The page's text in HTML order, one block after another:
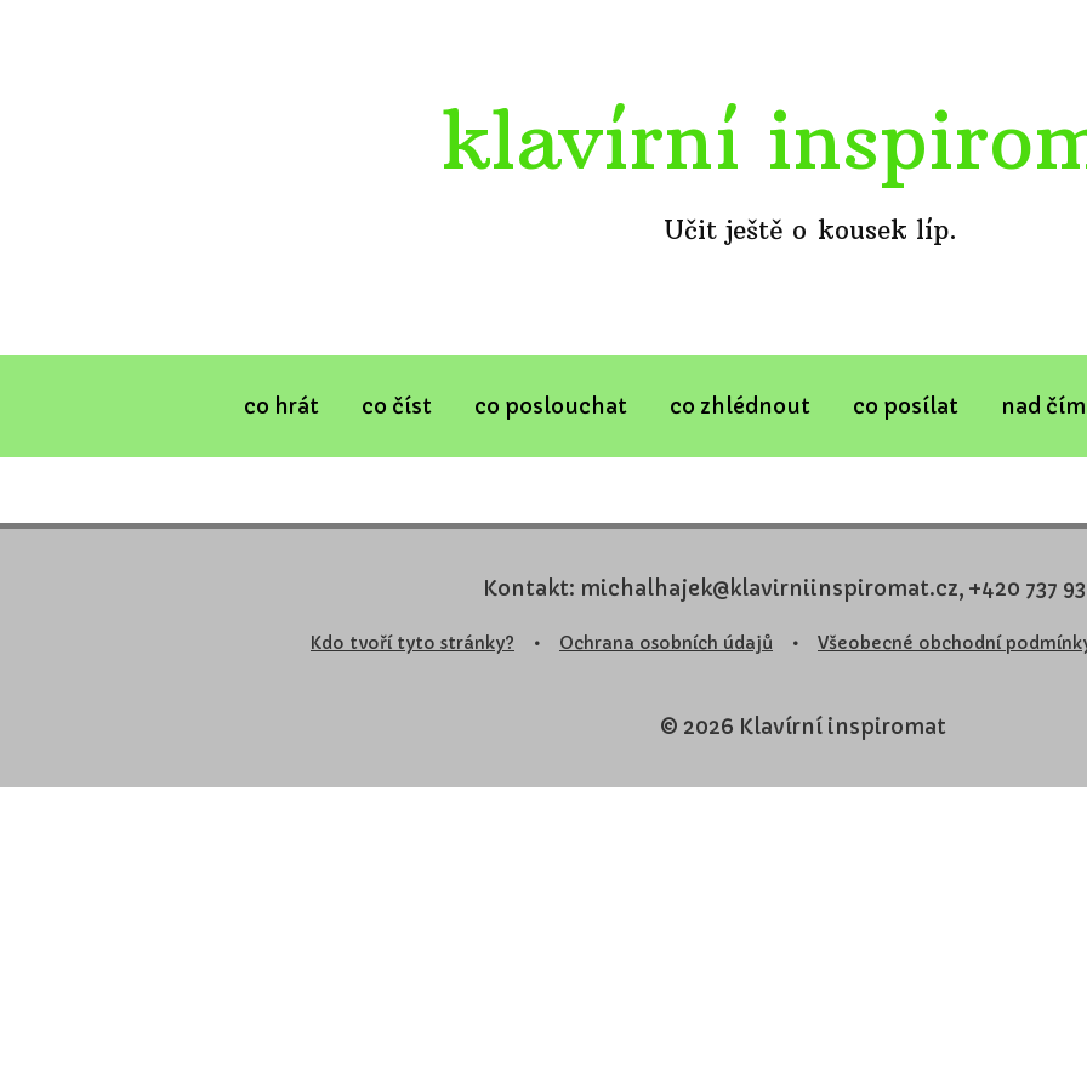
klavírní
Učit ještě o kousek líp.
co hrát co číst co poslouchat co zhlédnout co posílat nad
Kontakt: michalhajek@klavirniinspiromat.cz, +420 737
Kdo tvoří tyto stránky? • Ochrana osobních údajů • Všeobecné obchodní
© 2026 Klavírní inspiromat